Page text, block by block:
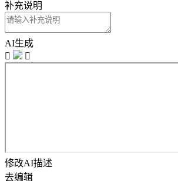
补充说明
AI生成


修改AI描述
去编辑